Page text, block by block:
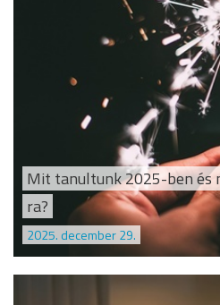
Mit tanultunk 2025-ben és
ra?
2025. december 29.